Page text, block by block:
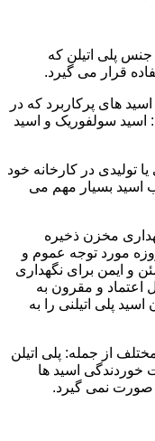
پلی اتیلن که
قرار می گیرد.
اسید های پرکاربرد که در
اسید سولفوریک و اسید
یا تولیدی در کارخانه خود
اسید بسیار مهم می
مخزن ذخیره
مورد توجه عموم و
و ایمن برای نگهداری
اعتماد و مقرون به
پلی اتیلنی را به
از جمله: پلی اتیلن
خوردندگی اسید ها
صورت نمی گیرد.